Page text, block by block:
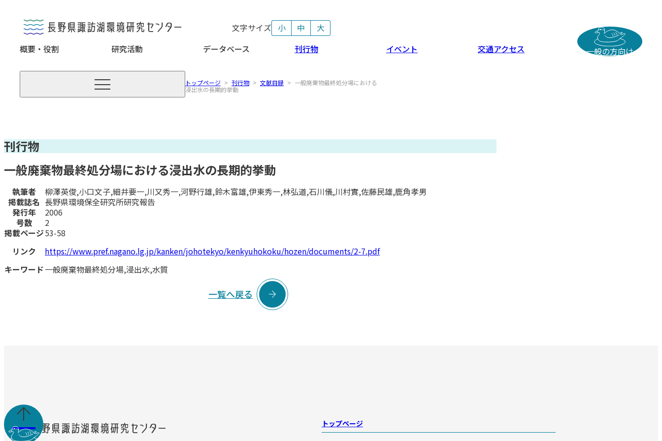
文字サイズ 小 中
大
概要・役割
研究活動 データベース 刊行物 イベント 交通アクセス 一般の方向け
 トップページ > 刊行物 > 文献目録 > 一般廃棄物最終処分場における
浸出水の長期的挙動
刊行物
一般廃棄物最終処分場における浸出水の長期的挙動
執筆者
柳澤英俊,小口文子,細井要一,川又秀一,河野行雄,鈴木富雄,伊東秀一,林弘道,石川儀,川村實,佐藤民雄,鹿角孝男
掲載誌名 長野県環境保全研究所研究報告
発行年
2006
号数
2
掲載ページ53-58
リンク
https://www.pref.nagano.lg.jp/kanken/johotekyo/kenkyuhokoku/hozen/documents/2-7.pdf
キーワード一般廃棄物最終処分場,浸出水,水質
一覧へ戻る 
 トップページ